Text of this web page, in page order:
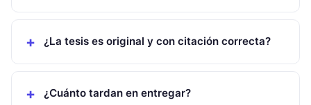
¿La tesis es original y con citación correcta?
¿Cuánto tardan en entregar?